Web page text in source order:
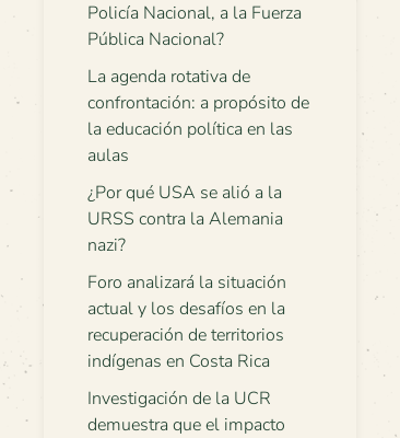
Policía Nacional, a la Fuerza
Pública Nacional?
La agenda rotativa de
confrontación: a propósito de
la educación política en las
aulas
¿Por qué USA se alió a la
URSS contra la Alemania
nazi?
Foro analizará la situación
actual y los desafíos en la
recuperación de territorios
indígenas en Costa Rica
Investigación de la UCR
demuestra que el impacto